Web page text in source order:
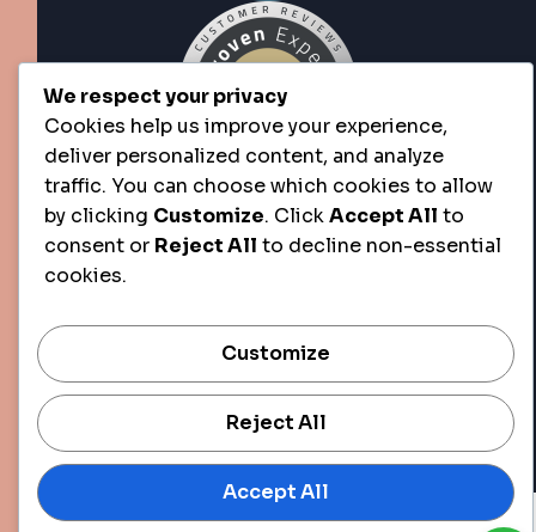
Copyright © 2025 All
Rights Reserved.
We respect your privacy
Cookies help us improve your experience,
deliver personalized content, and analyze
traffic. You can choose which cookies to allow
by clicking Customize. ClickAccept All to
consent or Reject All to decline non-essential
cookies.
Customize
Reject All
Accept All